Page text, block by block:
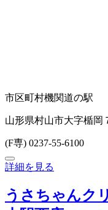
市区町村機関道の駅
山形県村山市大字楯岡
(F専) 0237-55-6100
詳細を見る
うさちゃんク